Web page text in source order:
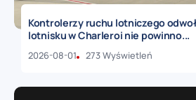
Kontrolerzy ruchu lotniczego
lotnisku w Charleroi nie powinno...
2026-08-01 273 Wyświetleń